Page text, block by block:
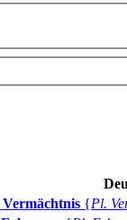
Vermächtnis {Pl.